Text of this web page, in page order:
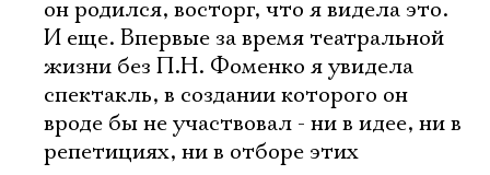
он родился, восторг, что я видела это.
И еще. Впервые за время театральной
жизни без П.Н. Фоменко я увидела
спектакль, в создании которого он
вроде бы не участвовал - ни в идее, ни в
репетициях, ни в отборе этих